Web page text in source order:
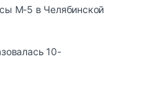
М-5 в Челябинской
10-